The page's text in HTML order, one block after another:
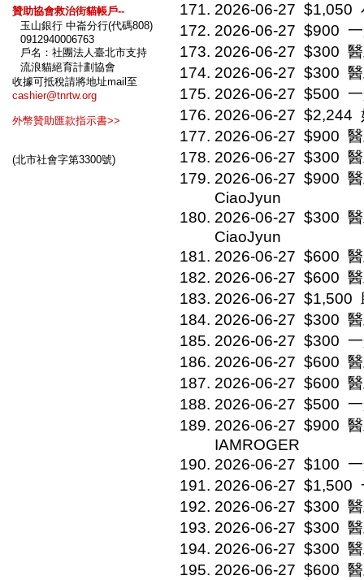
贊助協會救治街貓帳戶--
玉山銀行 中崙分行(代碼808)
0912940006763
戶名：社團法人臺北市支持
流浪貓絕育計劃協會
收據可抵稅請將地址mail至
cashier@tnrtw.org
外幣贊助匯款指示書>>
(北市社會字第3300號)
2026-06-27 $1,050
2026-06-27 $900
2026-06-27 $300
2026-06-27 $300
2026-06-27 $500
2026-06-27 $2,244
2026-06-27 $900
2026-06-27 $300
2026-06-27 $900
CiaoJyun
2026-06-27 $300
CiaoJyun
2026-06-27 $600
2026-06-27 $600
2026-06-27 $1,500
2026-06-27 $300
2026-06-27 $300
2026-06-27 $600
2026-06-27 $600
2026-06-27 $500
2026-06-27 $900
IAMROGER
2026-06-27 $100
2026-06-27 $1,500
2026-06-27 $300
2026-06-27 $300
2026-06-27 $300
2026-06-27 $600